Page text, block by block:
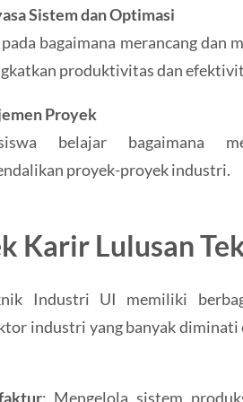
Sistem dan Optimasi
pada bagaimana merancang
produktivitas dan
Proyek
belajar bagaimana
proyek-proyek industri.
Karir Lulusan
Industri UI memiliki
industri yang banyak
: Mengelola sistem